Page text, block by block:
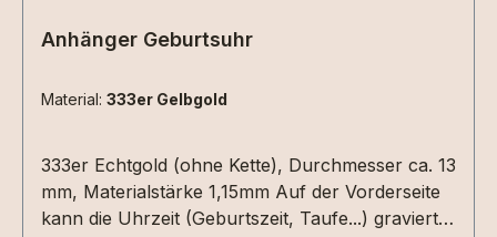
Anhänger Geburtsuhr
Material: 333er Gelbgold
333er Echtgold (ohne Kette), Durchmesser ca. 13
mm, Materialstärke 1,15mm Auf der Vorderseite
kann die Uhrzeit (Geburtszeit, Taufe...) graviert